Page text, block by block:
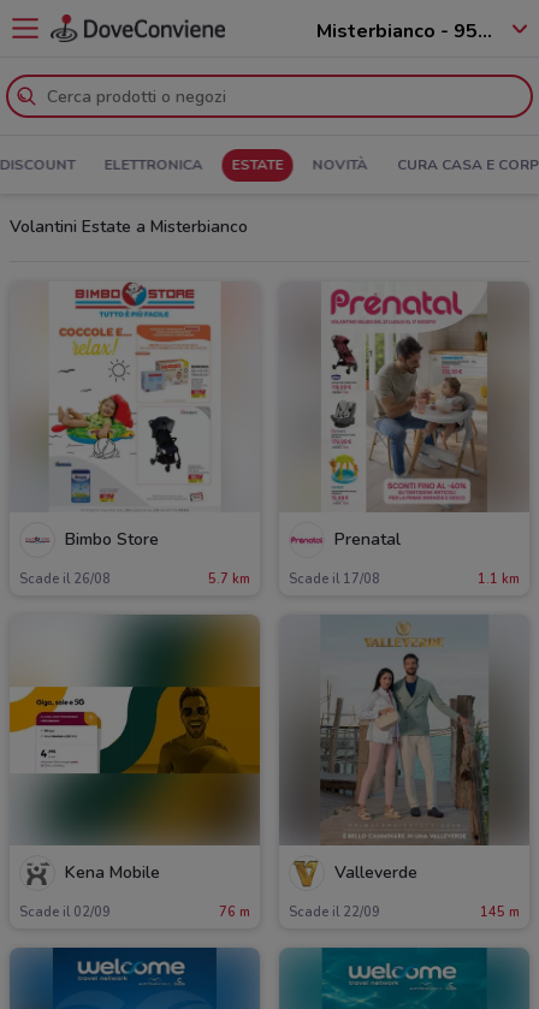
Misterbianco - 95045
DISCOUNT ELETTRONICA ESTATE NOVITÀ CURA CASA E
Volantini Estate a Misterbianco
Bimbo Store
Scade il 26/08 5.7 km
Prenatal
Scade il 17/08 1.1 km
Kena Mobile
Scade il 02/09 76 m
Valleverde
Scade il 22/09 145 m